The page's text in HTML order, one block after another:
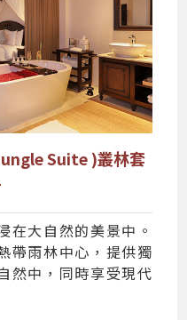
Suite )叢林套
在大自然的美景中。
帶雨林中心，提供獨
然中，同時享受現代